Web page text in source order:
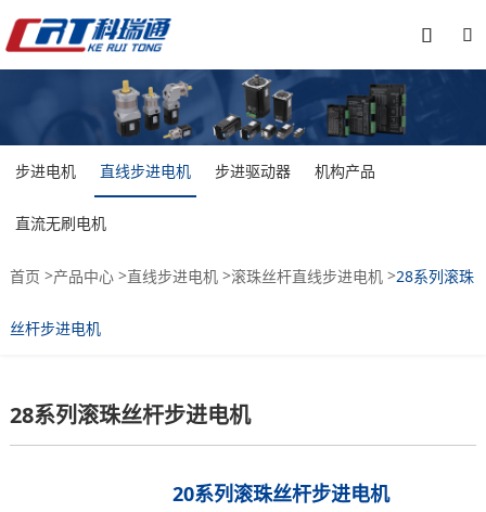


步进电机 直线步进电机 步进驱动器 机构产品
直流无刷电机
首页 >产品中心>直线步进电机>滚珠丝杆直线步进电机>28系列滚珠
丝杆步进电机
28系列滚珠丝杆步进电机
20系列滚珠丝杆步进电机